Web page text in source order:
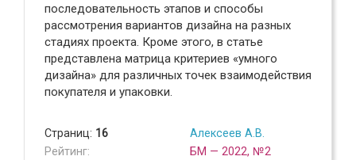
последовательность этапов и способы
рассмотрения вариантов дизайна на разных
стадиях проекта. Кроме этого, в статье
представлена матрица критериев «умного
дизайна» для различных точек взаимодействия
покупателя и упаковки.
Страниц: 16
Рейтинг:
Алексеев А.В.
БМ — 2022, №2